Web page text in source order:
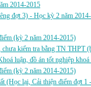
2014-2015
đợt 3) - Học kỳ 2 năm
(kỳ 2 năm 2014-2015)
kiểm tra bằng TN THPT
luận, đồ án tốt nghiệp
(kỳ 2 năm 2014-2015)
(Học lại, Cải thiện điểm đợt